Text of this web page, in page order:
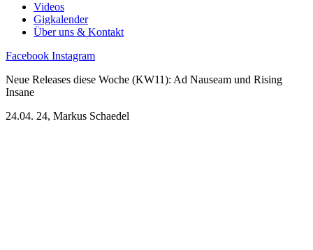
Videos
Gigkalender
Über uns & Kontakt
Facebook Instagram
Neue Releases diese Woche (KW11): Ad Nauseam und Rising
Insane
24.04. 24, Markus Schaedel